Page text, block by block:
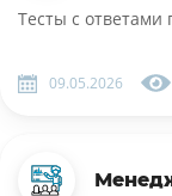
Тесты с ответами
09.05.2026